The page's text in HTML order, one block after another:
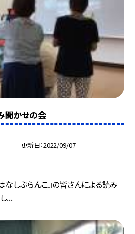
聞かせの会
更新日 2022/09/07
はなしぶらんこ』の皆さんによる読み
...